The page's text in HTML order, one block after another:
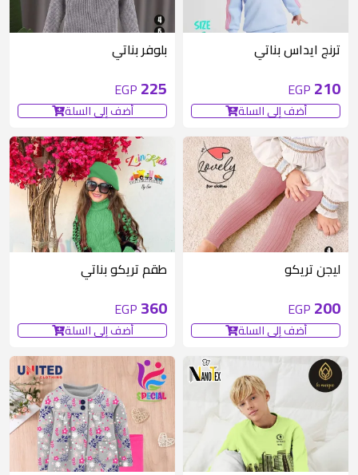
ترنج ايداس بناتي
210
EGP
أضف إلى السلة
بلوفر بناتي
225
EGP
أضف إلى السلة
ليجن تريكو
200
EGP
أضف إلى السلة
طقم تريكو بناتي
360
EGP
أضف إلى السلة